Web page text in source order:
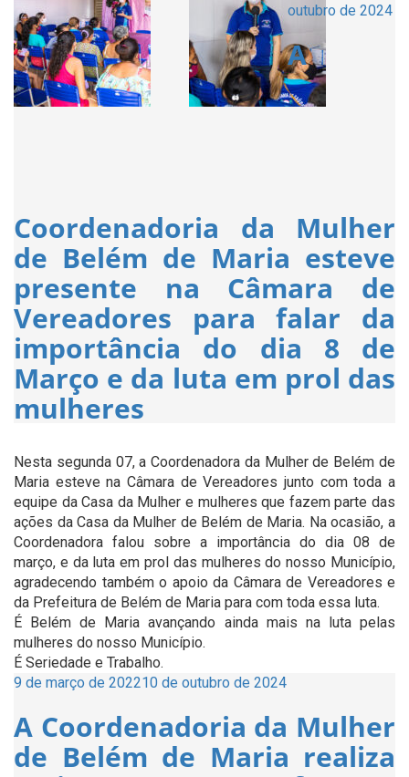
outubro de 2024
A
Coordenadoria da Mulher
de Belém de Maria esteve
presente na Câmara de
Vereadores para falar da
importância do dia 8 de
Março e da luta em prol das
mulheres
Nesta segunda 07, a Coordenadora da Mulher de Belém de
Maria esteve na Câmara de Vereadores junto com toda a
equipe da Casa da Mulher e mulheres que fazem parte das
ações da Casa da Mulher de Belém de Maria. Na ocasião, a
Coordenadora falou sobre a importância do dia 08 de
março, e da luta em prol das mulheres do nosso Município,
agradecendo também o apoio da Câmara de Vereadores e
da Prefeitura de Belém de Maria para com toda essa luta.
É Belém de Maria avançando ainda mais na luta pelas
mulheres do nosso Município.
É Seriedade e Trabalho.
Publicado
9 de março de 202210 de outubro de 2024
A Coordenadoria da Mulher
de Belém de Maria realiza